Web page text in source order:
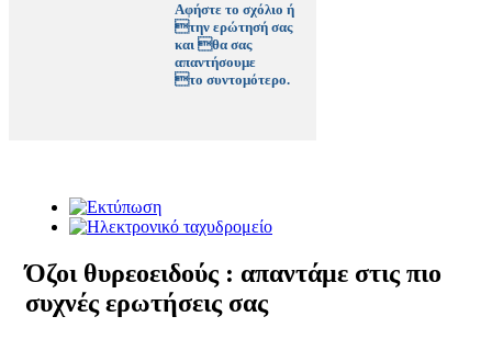
Αφήστε το σχόλιο ή
την ερώτησή σας
και θα σας
απαντήσουμε
το συντομότερο.
Όζοι θυρεοειδούς : απαντάμε στις πιο
συχνές ερωτήσεις σας